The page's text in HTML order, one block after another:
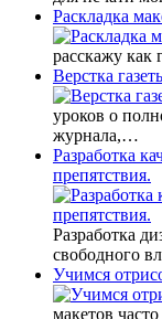
Раскладка
расскажу как
Верстка
уроков о
журнала,…
Разработка
препятствия.
Разработка
свободного
Учимся
макетов